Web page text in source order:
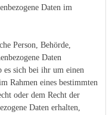
Daten im
Person, Behörde,
Daten
es sich bei ihr um einen
Rahmen eines bestimmten
oder dem Recht der
Daten erhalten,